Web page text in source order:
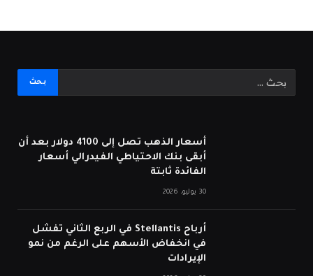
أسعار الذهب تصل إلى 4100 دولار بعد أن
أبقى بنك الاحتياطي الفيدرالي أسعار
الفائدة ثابتة
30 يوليو، 2026
أرباح Stellantis في الربع الثاني تفشل
في انخفاض الأسهم على الرغم من نمو
الإيرادات